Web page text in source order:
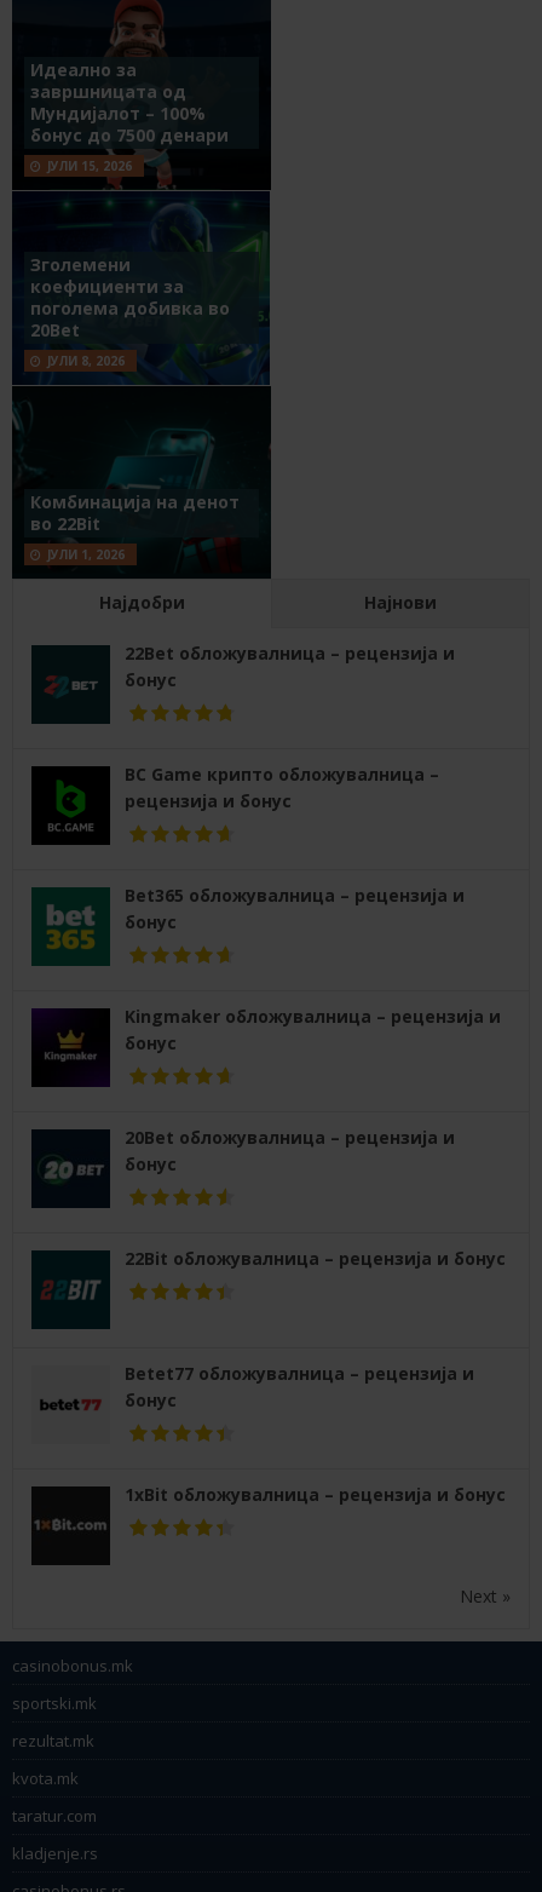
Идеално за
завршницата од
Мундијалот – 100%
бонус до 7500 денари
ЈУЛИ 15, 2026
Зголемени
коефициенти за
поголема добивка во
20Bet
ЈУЛИ 8, 2026
Комбинација на денот
во 22Bit
ЈУЛИ 1, 2026
Најдобри Најнови
22Bet обложувалница – рецензија и
бонус
BC Game крипто обложувалница –
рецензија и бонус
Bet365 обложувалница – рецензија и
бонус
Kingmaker обложувалница – рецензија и
бонус
20Bet обложувалница – рецензија и
бонус
22Bit обложувалница – рецензија и бонус
Betet77 обложувалница – рецензија и
бонус
1xBit обложувалница – рецензија и бонус
Next »
casinobonus.mk
sportski.mk
rezultat.mk
kvota.mk
taratur.com
kladjenje.rs